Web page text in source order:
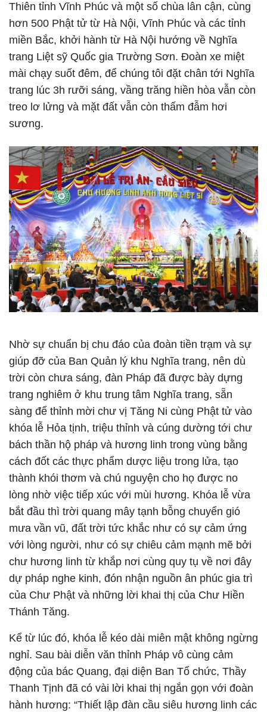
Thiên tỉnh Vĩnh Phúc và một số chùa lân cận, cùng
hơn 500 Phật tử từ Hà Nội, Vĩnh Phúc và các tỉnh
miền Bắc, khởi hành từ Hà Nội hướng về Nghĩa
trang Liệt sỹ Quốc gia Trường Sơn. Đoàn xe miệt
mài chạy suốt đêm, để chúng tôi đặt chân tới Nghĩa
trang lúc 3h rưỡi sáng, vầng trăng hiền hòa vẫn còn
treo lơ lửng và mặt đất vẫn còn thấm đẫm hơi
sương.
Nhờ sự chuẩn bị chu đáo của đoàn tiền trạm và sự
giúp đỡ của Ban Quản lý khu Nghĩa trang, nên dù
trời còn chưa sáng, đàn Pháp đã được bày dựng
trang nghiêm ở khu trung tâm Nghĩa trang, sẵn
sàng để thỉnh mời chư vị Tăng Ni cùng Phật tử vào
khóa lễ Hỏa tịnh, triệu thỉnh và cúng dường tới chư
bách thần hộ pháp và hương linh trong vùng bằng
cách đốt các thực phẩm dược liệu trong lửa, tạo
thành khói thơm và chú nguyện cho họ được no
lòng nhờ việc tiếp xúc với mùi hương. Khóa lễ vừa
bắt đầu thì trời quang mây tạnh bỗng chuyển gió
mưa vần vũ, đất trời tức khắc như có sự cảm ứng
với lòng người, như có sự chiêu cảm mạnh mẽ bởi
chư hương linh từ khắp nơi cùng quy tụ về nơi đây
dự pháp nghe kinh, đón nhận nguồn ân phúc gia trì
của Chư Phật và những lời khai thị của Chư Hiền
Thánh Tăng.
Kể từ lúc đó, khóa lễ kéo dài miên mật không ngừng
nghỉ. Sau bài diễn văn thỉnh Pháp vô cùng cảm
động của bác Quang, đại diện Ban Tổ chức, Thầy
Thanh Tịnh đã có vài lời khai thị ngắn gọn với đoàn
hành hương: “Thiết lập đàn cầu siêu hương linh các